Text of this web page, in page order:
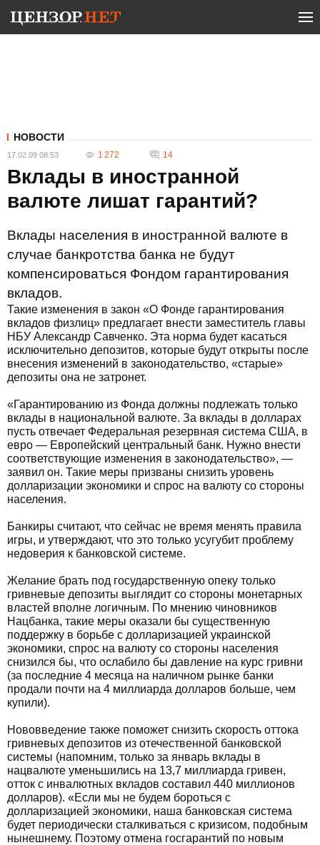
НОВОСТИ
17.02.09 08:53 1 272 14
Вклады в иностранной
валюте лишат гарантий?
Вклады населения в иностранной валюте в
случае банкротства банка не будут
компенсироваться Фондом гарантирования
вкладов.
Такие изменения в закон «О Фонде гарантирования
вкладов физлиц» предлагает внести заместитель главы
НБУ Александр Савченко. Эта норма будет касаться
исключительно депозитов, которые будут открыты после
внесения изменений в законодательство, «старые»
депозиты она не затронет.
«Гарантированию из Фонда должны подлежать только
вклады в национальной валюте. За вклады в долларах
пусть отвечает Федеральная резервная система США, в
евро — Европейский центральный банк. Нужно внести
соответствующие изменения в законодательство», —
заявил он. Такие меры призваны снизить уровень
долларизации экономики и спрос на валюту со стороны
населения.
Банкиры считают, что сейчас не время менять правила
игры, и утверждают, что это только усугубит проблему
недоверия к банковской системе.
Желание брать под государственную опеку только
гривневые депозиты выглядит со стороны монетарных
властей вполне логичным. По мнению чиновников
Нацбанка, такие меры оказали бы существенную
поддержку в борьбе с долларизацией украинской
экономики, спрос на валюту со стороны населения
снизился бы, что ослабило бы давление на курс гривни
(за последние 4 месяца на наличном рынке банки
продали почти на 4 миллиарда долларов больше, чем
купили).
Нововведение также поможет снизить скорость оттока
гривневых депозитов из отечественной банковской
системы (напомним, только за январь вклады в
нацвалюте уменьшились на 13,7 миллиарда гривен,
отток с инвалютных вкладов составил 440 миллионов
долларов). «Если мы не будем бороться с
долларизацией экономики, наша банковская система
будет периодически сталкиваться с кризисом, подобным
нынешнему. Поэтому отмена госгарантий по новым